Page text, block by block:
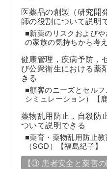
医薬品の創製（研究開
師の役割について説明
■新薬のリスクおよび
の家族の気持ちから考
健康管理，疾病予防，
び公衆衛生における薬
きる
■顧客のニーズとセル
シミュレーション）【
薬物乱用防止，自殺防
ついて説明できる
■薬育・薬物乱用防止
（SGD）【福島紀子】
【③ 患者安全と薬害の